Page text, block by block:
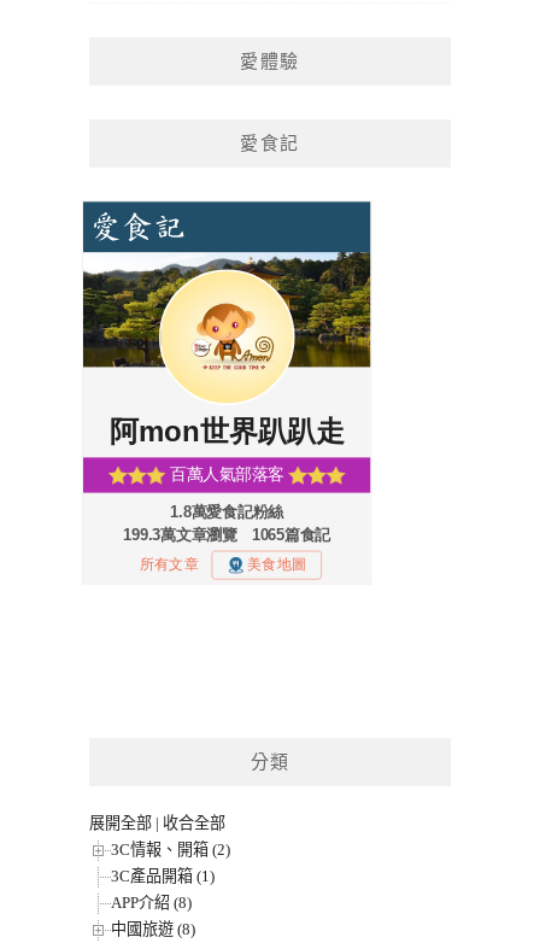
愛體驗
愛食記
分類
展開全部 | 收合全部
3C情報、開箱 (2)
3C產品開箱 (1)
APP介紹 (8)
中國旅遊 (8)